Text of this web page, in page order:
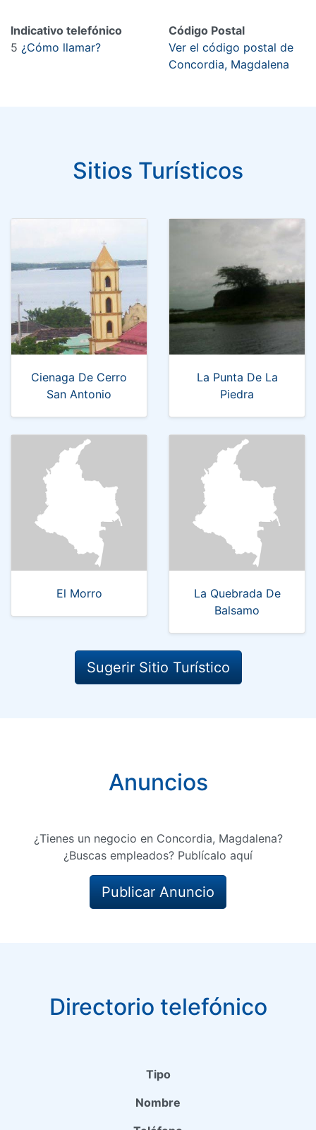
Indicativo telefónico
5 ¿Cómo llamar?
Código Postal
Ver el código postal de
Concordia, Magdalena
Sitios Turísticos
Cienaga De Cerro
San Antonio
La Punta De La
Piedra
El Morro
La Quebrada De
Balsamo
Sugerir Sitio Turístico
Anuncios
¿Tienes un negocio en Concordia, Magdalena?
¿Buscas empleados? Publícalo aquí
Publicar Anuncio
Directorio telefónico
Tipo
Nombre